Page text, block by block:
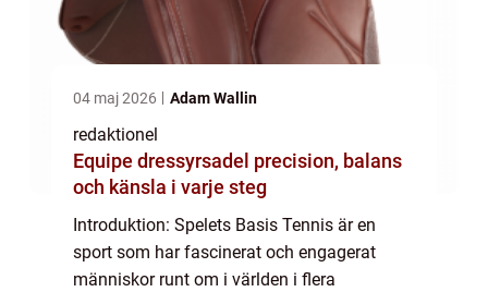
04 maj 2026 Adam Wallin
redaktionel
Equipe dressyrsadel precision, balans
och känsla i varje steg
Introduktion: Spelets Basis Tennis är en
sport som har fascinerat och engagerat
människor runt om i världen i flera